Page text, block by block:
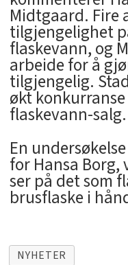
Midtgaard. Fire
tilgjengelighet
flaskevann, og
arbeide for å
tilgjengelig.
økt
flaskevann-salg.
En
for Hansa Borg,
ser på det som
brusflaske i
NYHETER